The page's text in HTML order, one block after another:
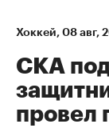
Хоккей⁠, 08 авг,
СКА
провел